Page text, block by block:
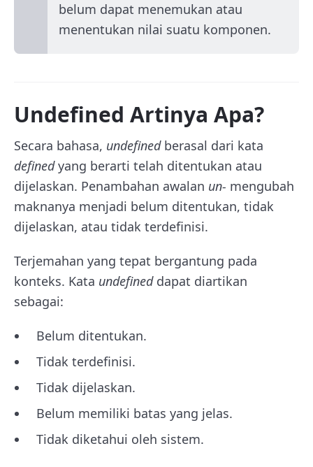
belum dapat menemukan atau
menentukan nilai suatu komponen.
Undefined Artinya Apa?
Secara bahasa, undefinedberasal dari kata
definedyang berarti telah ditentukan atau
dijelaskan. Penambahan awalan un- mengubah
maknanya menjadi belum ditentukan, tidak
dijelaskan, atau tidak terdefinisi.
Terjemahan yang tepat bergantung pada
konteks. Kata undefineddapat diartikan
sebagai:
Belum ditentukan.
Tidak terdefinisi.
Tidak dijelaskan.
Belum memiliki batas yang jelas.
Tidak diketahui oleh sistem.